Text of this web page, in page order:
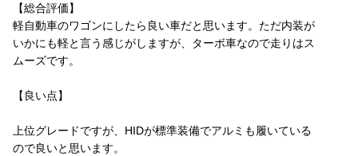
【総合評価】
軽自動車のワゴンにしたら良い車だと思います。ただ内装が
いかにも軽と言う感じがしますが、ターボ車なので走りはス
ムーズです。
【良い点】
上位グレードですが、HIDが標準装備でアルミも履いている
ので良いと思います。